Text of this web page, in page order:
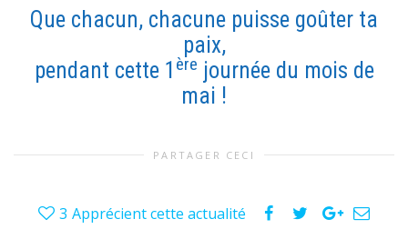
Que chacun, chacune puisse goûter ta
paix,
pendant cette 1 ère journée du mois de
mai !
PARTAGER CECI
3 Apprécient cette actualité